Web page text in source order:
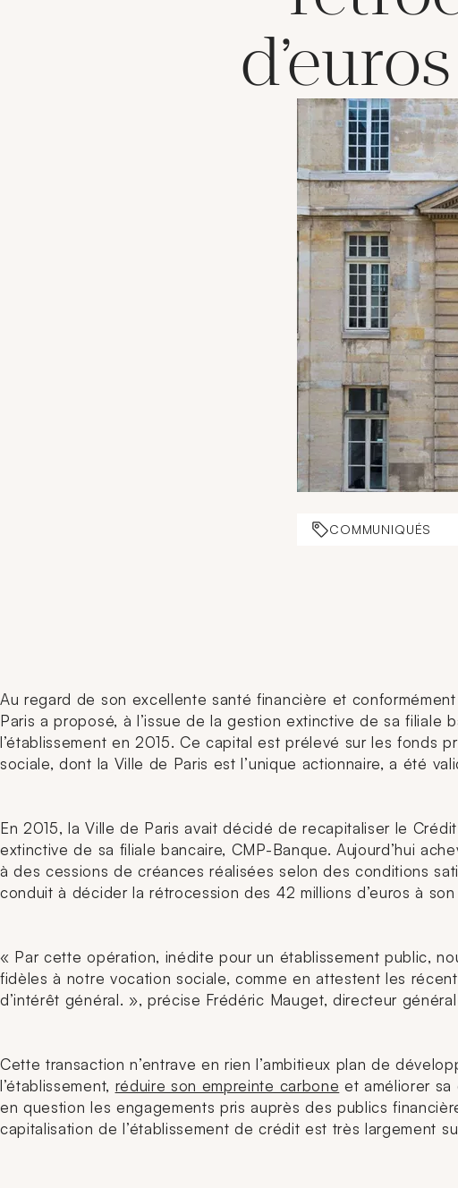
COMMUNIQUÉS
Au regard de son excellente santé financière et
Paris a proposé, à l’issue de la gestion extinctive de sa filiale
l’établissement en 2015. Ce capital est prélevé sur les fonds
sociale, dont la Ville de Paris est l’unique actionnaire, a été
En 2015, la Ville de Paris avait décidé de recapitaliser le
extinctive de sa filiale bancaire, CMP-Banque. Aujourd’hui
à des cessions de créances réalisées selon des conditions
conduit à décider la rétrocession des 42 millions d’euros à
« Par cette opération, inédite pour un établissement public,
fidèles à notre vocation sociale, comme en attestent les
d’intérêt général. », précise Frédéric Mauget, directeur
Cette transaction n’entrave en rien l’ambitieux plan de
l’établissement, réduire son empreinte carbone et améliorer
en question les engagements pris auprès des publics
capitalisation de l’établissement de crédit est très largement